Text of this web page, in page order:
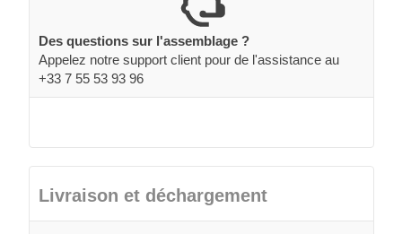
Des questions sur l'assemblage ?
Appelez notre support client pour de l'assistance au
+33 7 55 53 93 96
Livraison et déchargement